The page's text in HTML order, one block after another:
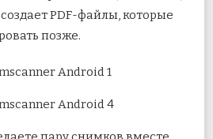
создает PDF-файлы, которые
позже.